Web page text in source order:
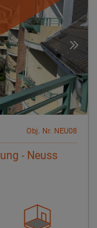
Obj. Nr. NEU08
- Neuss